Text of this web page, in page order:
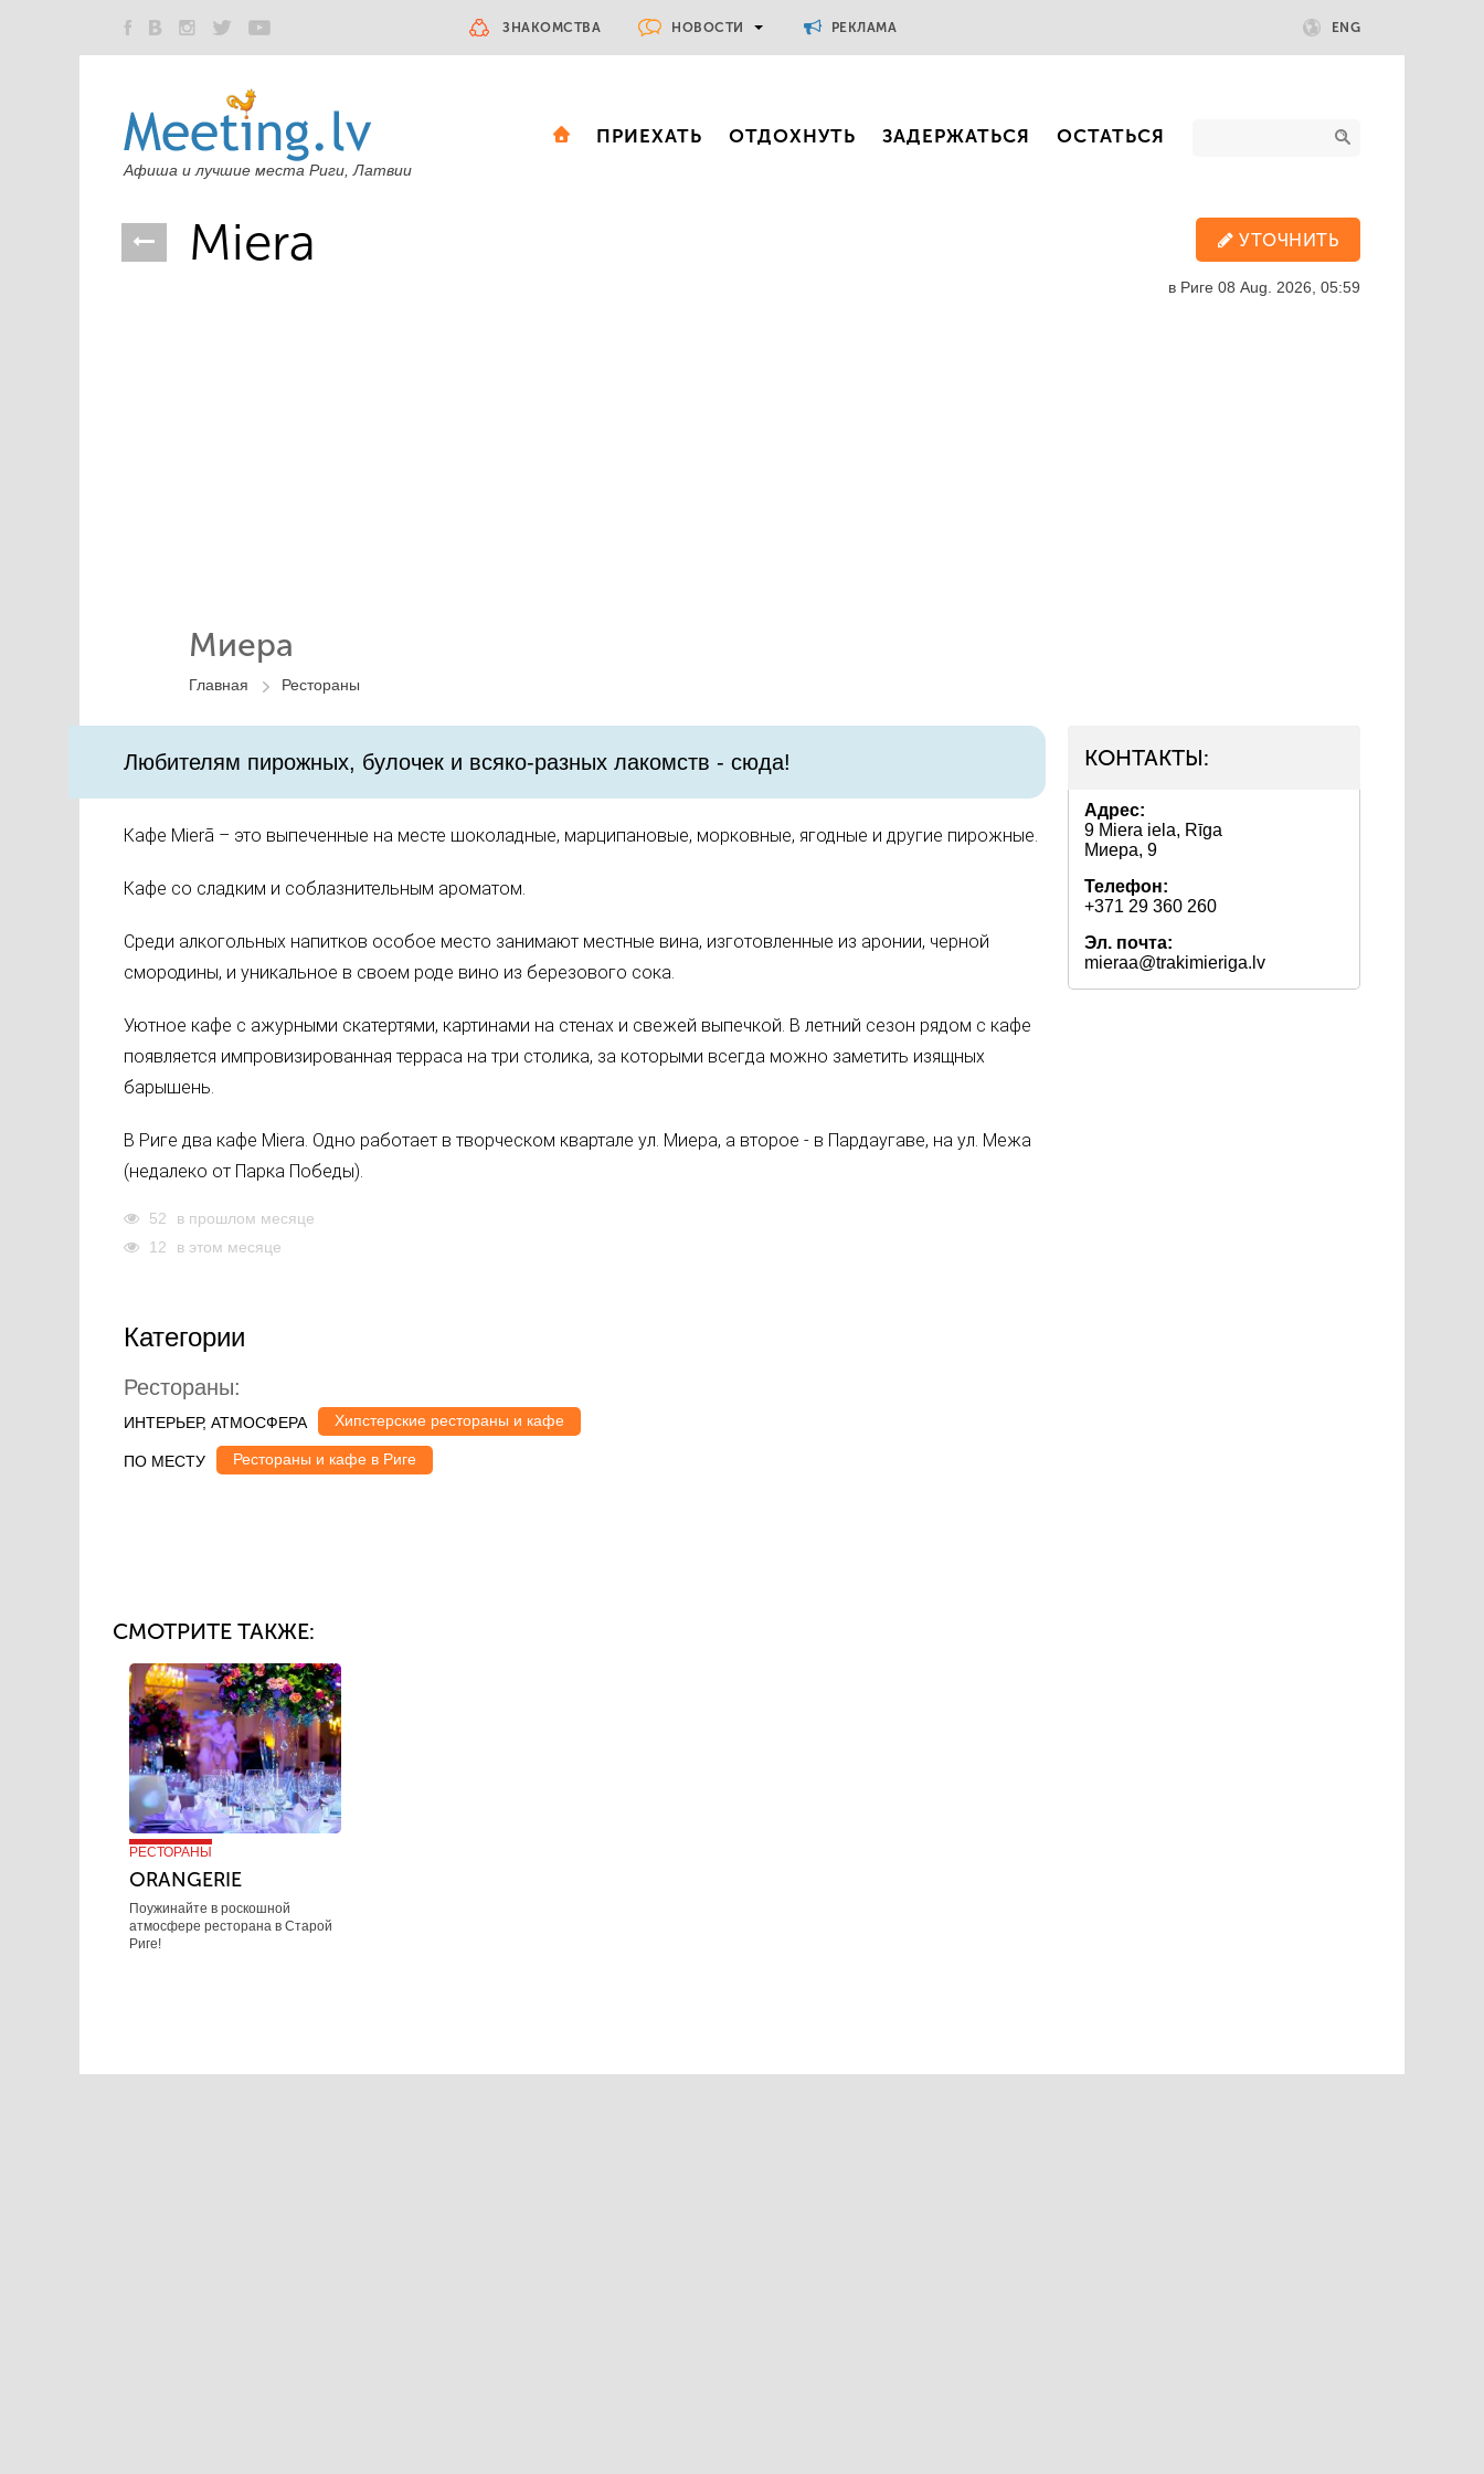
ЗНАКОМСТВА НОВОСТИ РЕКЛАМА ENG
Афиша и лучшие места Риги, Латвии
ПРИЕХАТЬ ОТДОХНУТЬ ЗАДЕРЖАТЬСЯ ОСТАТЬСЯ
Miera
Миера
Главная Рестораны
УТОЧНИТЬ
в Риге 08 Aug. 2026, 05:59
Любителям пирожных, булочек и всяко-разных лакомств - сюда!
Кафе Mierā – это выпеченные на месте шоколадные, марципановые, морковные, ягодные и другие пирожные.
Кафе со сладким и соблазнительным ароматом.
Среди алкогольных напитков особое место занимают местные вина, изготовленные из аронии, черной
смородины, и уникальное в своем роде вино из березового сока.
Уютное кафе с ажурными скатертями, картинами на стенах и свежей выпечкой. В летний сезон рядом с кафе
появляется импровизированная терраса на три столика, за которыми всегда можно заметить изящных
барышень.
В Риге два кафе Miera. Одно работает в творческом квартале ул. Миера, а второе - в Пардаугаве, на ул. Межа
(недалеко от Парка Победы).
52
в прошлом месяце
12
в этом месяце
Категории
Рестораны:
ИНТЕРЬЕР, АТМОСФЕРА Хипстерские рестораны и кафе
ПО МЕСТУ Рестораны и кафе в Риге
КОНТАКТЫ:
Адрес:
9 Miera iela, Rīga
Миера, 9
Телефон:
+371 29 360 260
Эл. почта:
mieraa@trakimieriga.lv
СМОТРИТЕ ТАКЖЕ:
РЕСТОРАНЫ
ORANGERIE
Поужинайте в роскошной
атмосфере ресторана в Старой
Риге!